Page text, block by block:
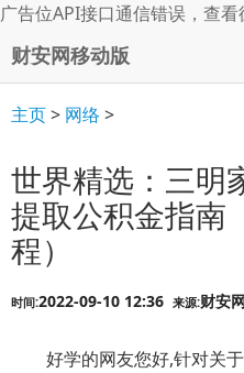
广告位API接口通信错误，查看
财安网移动版
主页> 网络>
世界精选：三明
提取公积金指南
程）
时间:2022-09-10 12:36 来源:财安
好学的网友您好,针对关于